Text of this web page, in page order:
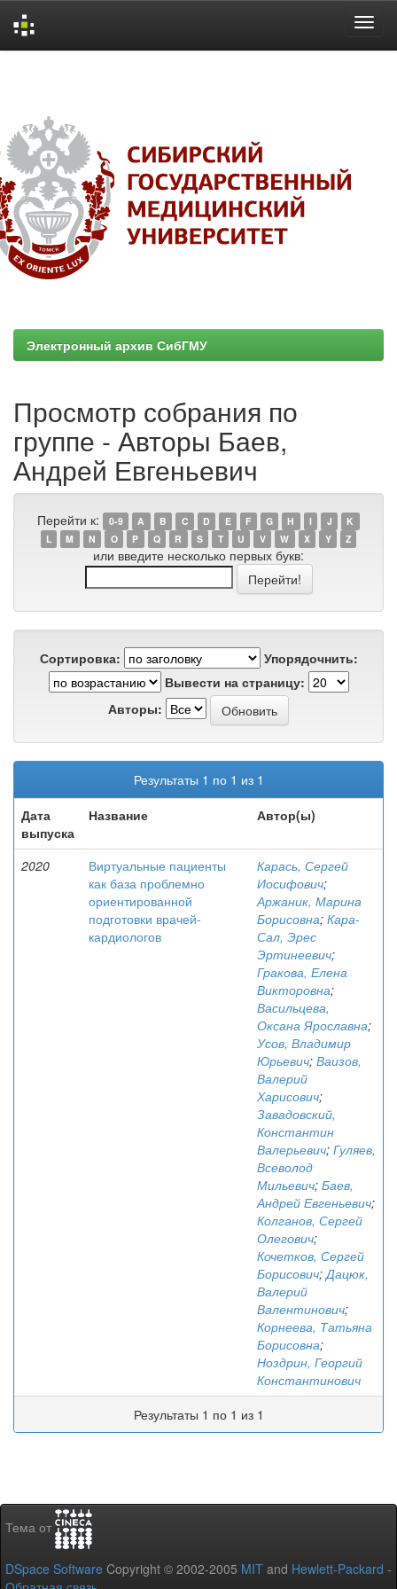
Электронный архив СибГМУ
Просмотр собрания по
группе - Авторы Баев,
Андрей Евгеньевич
Перейти к: 0-9 A B C D E F G H I J
K
L
M N O P Q R S T U V W X Y Z
или введите несколько первых букв:
Сортировка:
Упорядочнить:
Вывести на страницу:
Авторы:
Результаты 1 по 1 из 1
Дата
выпуска
Название Автор(ы)
2020
Виртуальные пациенты
как база проблемно
ориентированной
подготовки врачей-
кардиологов
Карась, Сергей
Иосифович;
Аржаник, Марина
Борисовна; Кара-
Сал, Эрес
Эртинеевич;
Гракова, Елена
Викторовна;
Васильцева,
Оксана Ярославна;
Усов, Владимир
Юрьевич; Ваизов,
Валерий
Харисович;
Завадовский,
Константин
Валерьевич; Гуляев,
Всеволод
Мильевич; Баев,
Андрей Евгеньевич;
Колганов, Сергей
Олегович;
Кочетков, Сергей
Борисович;Дацюк,
Валерий
Валентинович;
Корнеева, Татьяна
Борисовна;
Ноздрин, Георгий
Константинович
Результаты 1 по 1 из 1
Тема от
DSpace Software Copyright © 2002-2005 MIT and Hewlett-Packard -